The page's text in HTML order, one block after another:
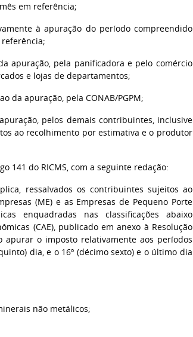
em referência;
à apuração do período compreendido
apuração, pela panificadora e pelo comércio
e lojas de departamentos;
da apuração, pela CONAB/PGPM;
pelos demais contribuintes, inclusive
ao recolhimento por estimativa e o produtor
141 do RICMS, com a seguinte redação:
ressalvados os contribuintes sujeitos ao
(ME) e as Empresas de Pequeno Porte
enquadradas nas classificações abaixo
(CAE), publicado em anexo à Resolução
apurar o imposto relativamente aos períodos
dia, e o 16º (décimo sexto) e o último dia
não metálicos;